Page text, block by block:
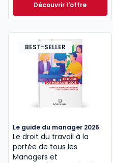
Découvrir l'offre
Droit de la
Dès
BEST-SELLER
Le guide du manager 2026
Le droit du travail à la
portée de tous les
Managers et